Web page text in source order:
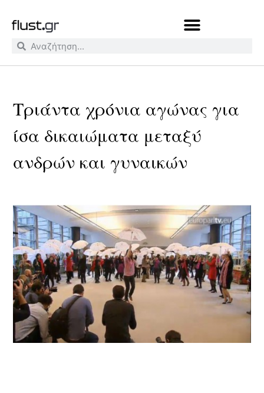
Τριάντα χρόνια αγώνας για
ίσα δικαιώματα μεταξύ
ανδρών και γυναικών